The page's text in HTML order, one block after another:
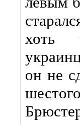
хоть
он не